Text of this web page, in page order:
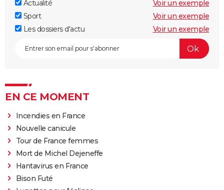
Actualité
Voir un exemple
Sport
Voir un exemple
Les dossiers d'actu
Voir un exemple
EN CE MOMENT
Incendies en France
Nouvelle canicule
Tour de France femmes
Mort de Michel Dejeneffe
Hantavirus en France
Bison Futé